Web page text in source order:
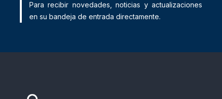
Para recibir novedades, noticias y actualizaciones
en su bandeja de entrada directamente.